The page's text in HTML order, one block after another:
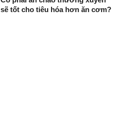
sẽ tốt cho tiêu hóa hơn ăn cơm?